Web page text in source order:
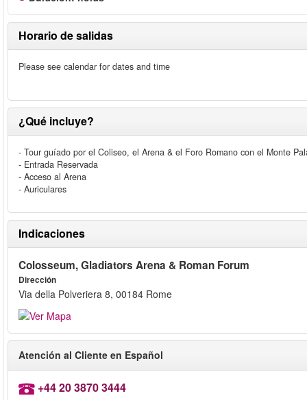
Horario de salidas
Please see calendar for dates and time
¿Qué incluye?
- Tour guíado por el Coliseo, el Arena & el Foro Romano con el Monte
- Entrada Reservada
- Acceso al Arena
- Auriculares
Indicaciones
Colosseum, Gladiators Arena & Roman Forum
Dirección
Via della Polveriera 8, 00184 Rome
Atención al Cliente en Español
+44 20 3870 3444